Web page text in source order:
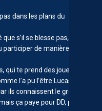
dans les plans du
s’il se blesse pas, il
participer de manière à
qui te prend des joueurs
l’a pu l’être Lucas
ils connaissent le groupe.
ça paye pour DD, pour